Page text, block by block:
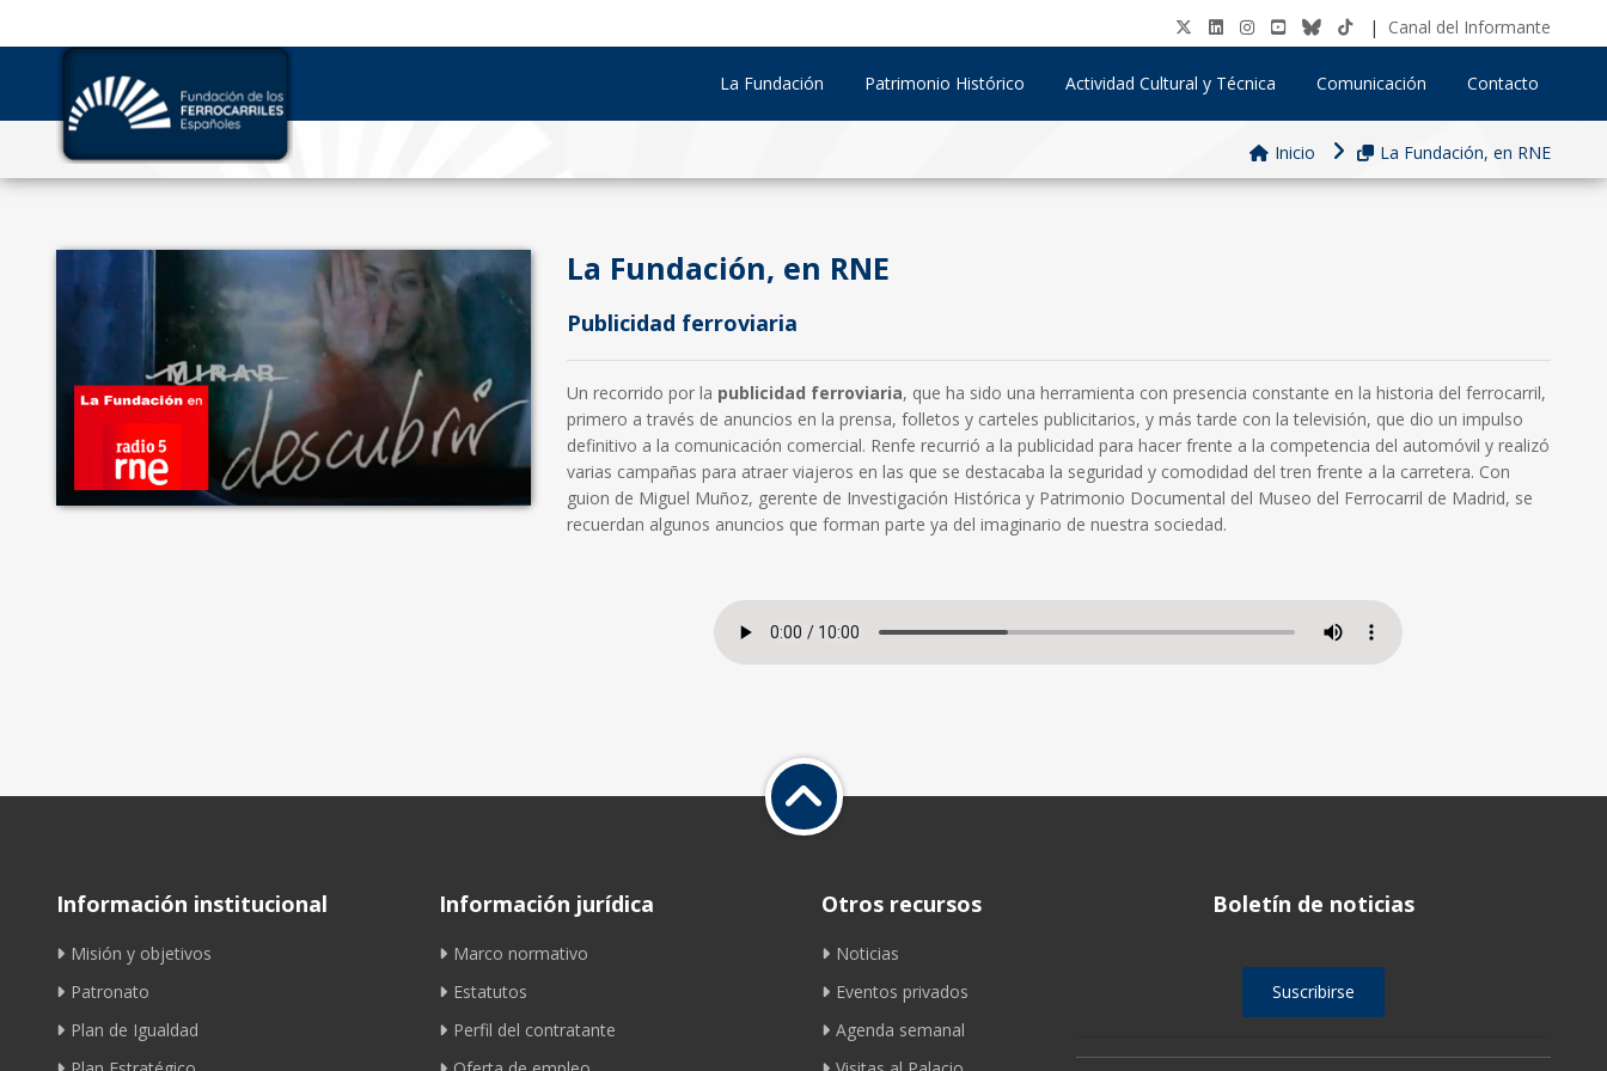
| Canal del Informante
La Fundación Patrimonio Histórico Actividad Cultural y Técnica Comunicación Contacto
Inicio La Fundación, en RNE
La Fundación, en RNE
Publicidad ferroviaria
Un recorrido por la publicidad ferroviaria, que ha sido una herramienta con presencia constante en la historia del ferrocarril,
primero a través de anuncios en la prensa, folletos y carteles publicitarios, y más tarde con la televisión, que dio un impulso
definitivo a la comunicación comercial. Renfe recurrió a la publicidad para hacer frente a la competencia del automóvil y realizó
varias campañas para atraer viajeros en las que se destacaba la seguridad y comodidad del tren frente a la carretera. Con
guion de Miguel Muñoz, gerente de Investigación Histórica y Patrimonio Documental del Museo del Ferrocarril de Madrid, se
recuerdan algunos anuncios que forman parte ya del imaginario de nuestra sociedad.
Información institucional
Misión y objetivos
Patronato
Plan de Igualdad
Información jurídica
Marco normativo
Estatutos
Perfil del contratante
Otros recursos
Noticias
Eventos privados
Agenda semanal
Boletín de noticias
Suscribirse